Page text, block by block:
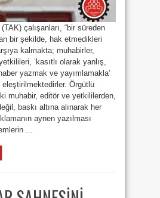
çalışanları, “bir süreden
bir şekilde, hak etmedikleri
kalmakta; muhabirler,
‘kasıtlı olarak yanlış,
yazmak ve yayımlamakla’
eleştirilmektedirler. Örgütlü
muhabir, editör ve yetkililerden,
baskı altına alınarak her
aynen yazılması
...